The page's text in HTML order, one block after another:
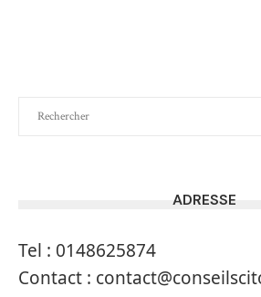
ADRESSE
Tel : 0148625874
Contact :